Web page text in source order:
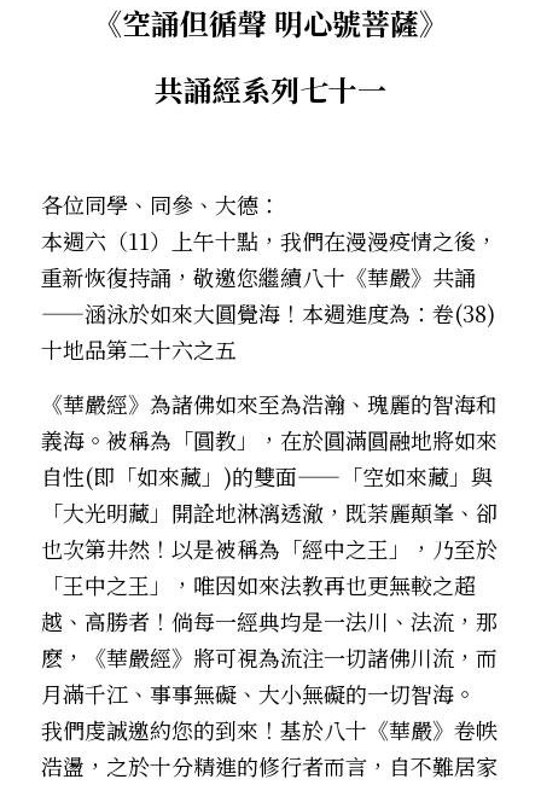
．刺桐心木
．中古世紀的殉道者
《空誦但循聲 明心號菩薩》
共誦經系列七十一
各位同學、同參、大德：
本週六（11）上午十點，我們在漫漫疫情之後，
重新恢復持誦，敬邀您繼續八十《華嚴》共誦
——涵泳於如來大圓覺海！本週進度為：卷(38)
十地品第二十六之五
《華嚴經》為諸佛如來至為浩瀚、瑰麗的智海和
義海。被稱為「圓教」，在於圓滿圓融地將如來
自性(即「如來藏」)的雙面——「空如來藏」與
「大光明藏」開詮地淋漓透澈，既荼麗顛峯、卻
也次第井然！以是被稱為「經中之王」，乃至於
「王中之王」，唯因如來法教再也更無較之超
越、高勝者！倘每一經典均是一法川、法流，那
麽，《華嚴經》將可視為流注一切諸佛川流，而
月滿千江、事事無礙、大小無礙的一切智海。
我們虔誠邀約您的到來！基於八十《華嚴》卷帙
浩盪，之於十分精進的修行者而言，自不難居家